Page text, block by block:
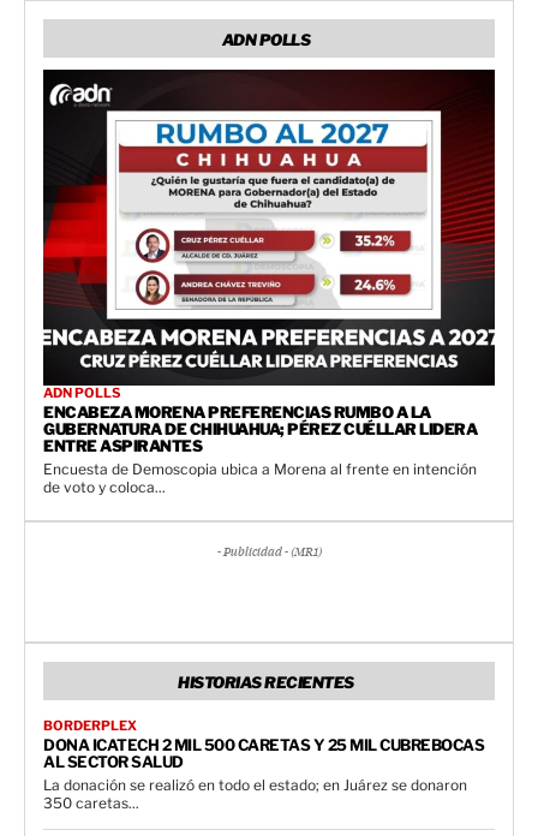
ADN POLLS
ADN POLLS
ENCABEZA MORENA PREFERENCIAS RUMBO A LA
GUBERNATURA DE CHIHUAHUA; PÉREZ CUÉLLAR LIDERA
ENTRE ASPIRANTES
Encuesta de Demoscopia ubica a Morena al frente en intención
de voto y coloca...
- Publicidad - (MR1)
HISTORIAS RECIENTES
BORDERPLEX
DONA ICATECH 2 MIL 500 CARETAS Y 25 MIL CUBREBOCAS
AL SECTOR SALUD
La donación se realizó en todo el estado; en Juárez se donaron
350 caretas...